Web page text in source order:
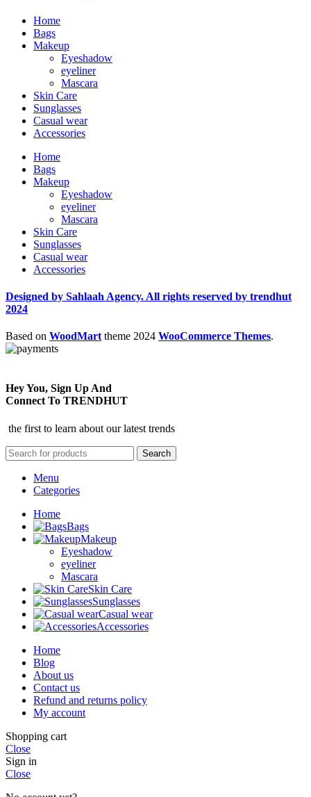
Home
Bags
Makeup
Eyeshadow
eyeliner
Mascara
Skin Care
Sunglasses
Casual wear
Accessories
Home
Bags
Makeup
Eyeshadow
eyeliner
Mascara
Skin Care
Sunglasses
Casual wear
Accessories
Designed by Sahlaah Agency. All rights reserved by trendhut
2024
Based on WoodMart theme 2024 WooCommerce Themes.
Hey You, Sign Up And
Connect To TRENDHUT
the first to learn about our latest trends
Search
Menu
Categories
Home
Bags
Makeup
Eyeshadow
eyeliner
Mascara
Skin Care
Sunglasses
Casual wear
Accessories
Home
Blog
About us
Contact us
Refund and returns policy
My account
Shopping cart
Close
Sign in
Close